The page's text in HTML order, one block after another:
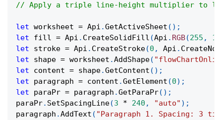
// Apply a triple line-height multiplier to
let worksheet = Api .GetActiveSheet ( ) ;
let fill = Api . CreateSolidFill (Api . RGB(255 ,
let stroke = Api . CreateStroke(0 , Api .
let shape = worksheet .AddShape(
let content = shape.GetContent ( ) ;
let paragraph = content .GetElement (0) ;
let paraPr = paragraph .GetParaPr( ) ;
paraPr. SetSpacingLine(3 * 240 , "auto" ) ;
paragraph .AddText ( "Paragraph 1. Spacing: 3